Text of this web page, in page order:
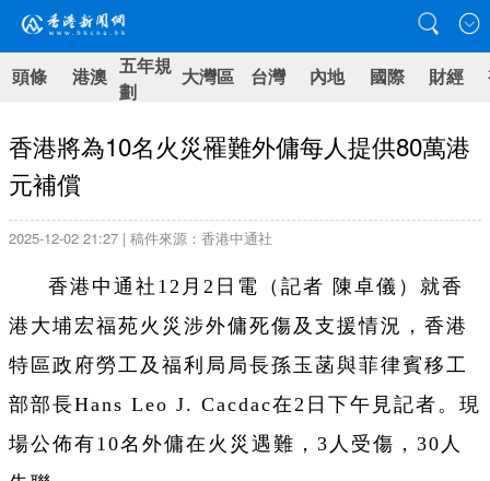
頭條 港澳 五年規
劃
大灣區 台灣 內地 國際 財經
香港將為10名火災罹難外傭每人提供80萬港
元補償
2025-12-02 21:27 | 稿件來源：香港中通社
香港中通社12月2日電（記者 陳卓儀）就香
港大埔宏福苑火災涉外傭死傷及支援情況，香港
特區政府勞工及福利局局長孫玉菡與菲律賓移工
部部長Hans Leo J. Cacdac在2日下午見記者。現
場公佈有10名外傭在火災遇難，3人受傷，30人